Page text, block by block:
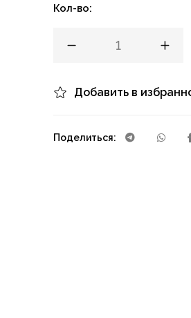
Кол-во:
Добавить в
Поделиться: